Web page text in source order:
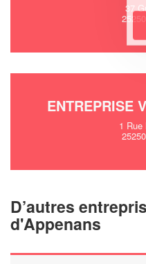
37
ENTREPRISE
1 Rue
D’autres
d'Appenans